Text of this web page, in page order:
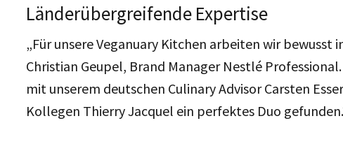
Länderübergreifende Expertise
„Für unsere Veganuary Kitchen arbeiten wir bewusst
Christian Geupel, Brand Manager Nestlé
mit unserem deutschen Culinary Advisor Carsten
Kollegen Thierry Jacquel ein perfektes Duo